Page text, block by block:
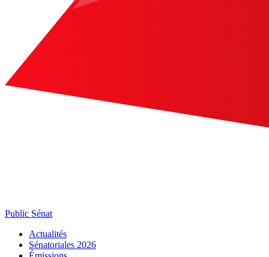
Public Sénat
Actualités
Sénatoriales 2026